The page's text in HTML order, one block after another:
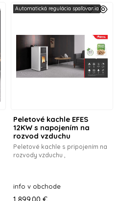
Peletové kachle EFES
12KW s napojením na
rozvod vzduchu
Peletové kachle s pripojením na
rozvody vzduchu ,
Automatická regulácia spaľovania
info v obchode